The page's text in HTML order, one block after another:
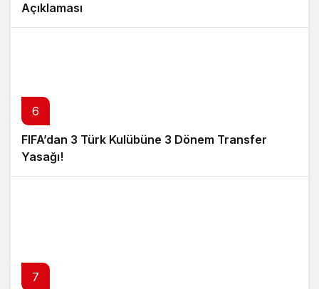
Açıklaması
6
FIFA’dan 3 Türk Kulübüne 3 Dönem Transfer
Yasağı!
7